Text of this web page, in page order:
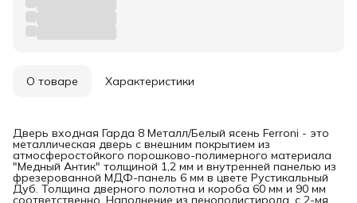
О товаре Характеристики
Дверь входная Гарда 8 Металл/Белый ясень Ferroni - это
металлическая дверь с внешним покрытием из
атмосферостойкого порошково-полимерного материала
"Медный Антик" толщиной 1,2 мм и внутренней панелью из
фрезерованной МДФ-панель 6 мм в цвете Рустикальный
Дуб. Толщина дверного полотна и короба 60 мм и 90 мм